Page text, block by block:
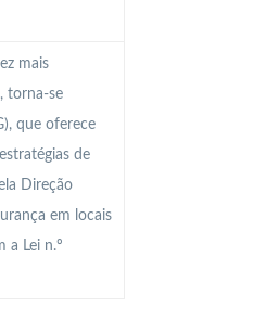
mais
torna-se
que oferece
de
Direção
em locais
a Lei n.º